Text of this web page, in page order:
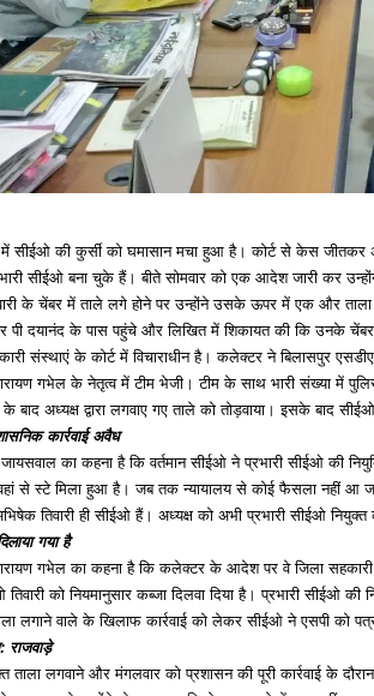
सीईओ की कुर्सी को घमासान मचा हुआ है। कोर्ट से केस जीतकर
सीईओ बना चुके हैं। बीते सोमवार को एक आदेश जारी कर
के चेंबर में ताले लगे होने पर उन्होंने उसके ऊपर में एक और ताला
पी दयानंद के पास पहुंचे और लिखित में शिकायत की कि उनके
संस्थाएं के कोर्ट में विचाराधीन है। कलेक्टर ने बिलासपुर
गभेल के नेतृत्व में टीम भेजी। टीम के साथ भारी संख्या में
बाद अध्यक्ष द्वारा लगवाए गए ताले को तोड़वाया। इसके बाद
कार्रवाई अवैध
का कहना है कि वर्तमान सीईओ ने प्रभारी सीईओ की
से स्टे मिला हुआ है। जब तक न्यायालय से कोई फैसला नहीं आ
तिवारी ही सीईओ हैं। अध्यक्ष को अभी प्रभारी सीईओ
गया है
गभेल का कहना है कि कलेक्टर के आदेश पर वे जिला
को नियमानुसार कब्जा दिलवा दिया है। प्रभारी सीईओ
लगाने वाले के खिलाफ कार्रवाई को लेकर सीईओ ने एसपी को
राजवाड़े
ताला लगवाने और मंगलवार को प्रशासन की पूरी कार्रवाई के